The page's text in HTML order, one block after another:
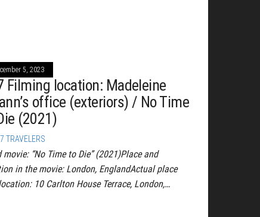
5, 2023
Filming location: Madeleine
office (exteriors) / No Time
(2021)
TRAVELERS
movie: “No Time to Die” (2021)Place and
in the movie: London, EnglandActual place
10 Carlton House Terrace, London,…